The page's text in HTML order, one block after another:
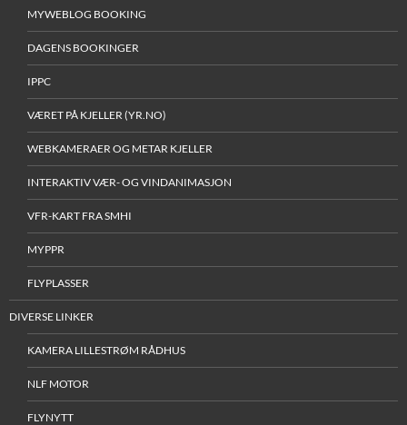
MYWEBLOG BOOKING
DAGENS BOOKINGER
IPPC
VÆRET PÅ KJELLER (YR.NO)
WEBKAMERAER OG METAR KJELLER
INTERAKTIV VÆR- OG VINDANIMASJON
VFR-KART FRA SMHI
MYPPR
FLYPLASSER
DIVERSE LINKER
KAMERA LILLESTRØM RÅDHUS
NLF MOTOR
FLYNYTT